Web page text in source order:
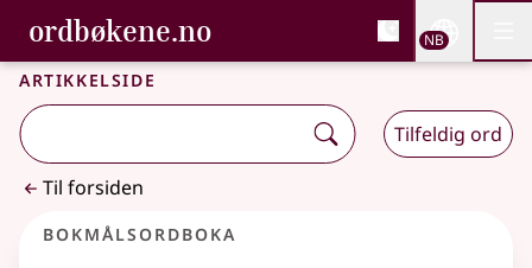
Gå til hovedinnhold
Tilgjengelighet
ordbøkene.no, Bokmålsordboka og
Bokmålsordboka og Nynorskordboka
NB
Artikkelside
Tilfeldig ord
Til forsiden
Bokmålsordboka